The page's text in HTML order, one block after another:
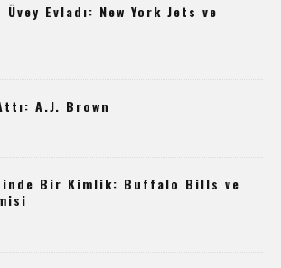
Üvey Evladı: New York Jets ve
A.J. Brown
Bir Kimlik: Buffalo Bills ve